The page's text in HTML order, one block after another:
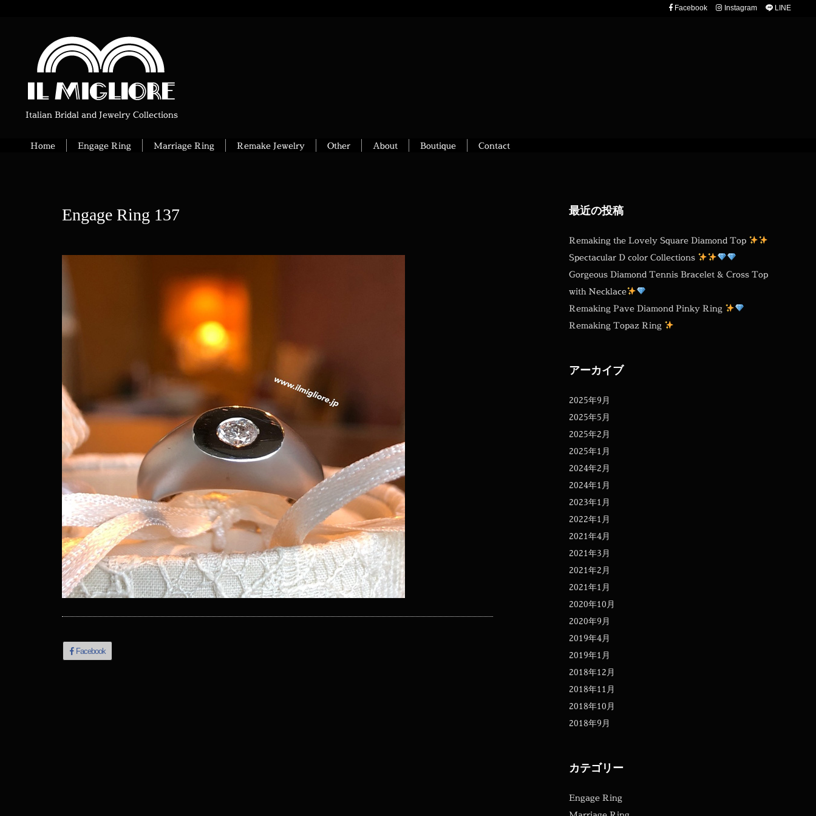
Italian Bridal and Jewelry Collections
Home Engage Ring Marriage Ring Remake Jewelry Other About Boutique Contact
Facebook Instagram LINE
Engage Ring 137
Facebook
最近の投稿
Remaking the Lovely Square Diamond Top
Spectacular D color Collections
Gorgeous Diamond Tennis Bracelet & Cross Top
with Necklace
Remaking Pave Diamond Pinky Ring
Remaking Topaz Ring
アーカイブ
2025年9月
2025年5月
2025年2月
2025年1月
2024年2月
2024年1月
2023年1月
2022年1月
2021年4月
2021年3月
2021年2月
2021年1月
2020年10月
2020年9月
2019年4月
2019年1月
2018年12月
2018年11月
2018年10月
2018年9月
カテゴリー
Engage Ring